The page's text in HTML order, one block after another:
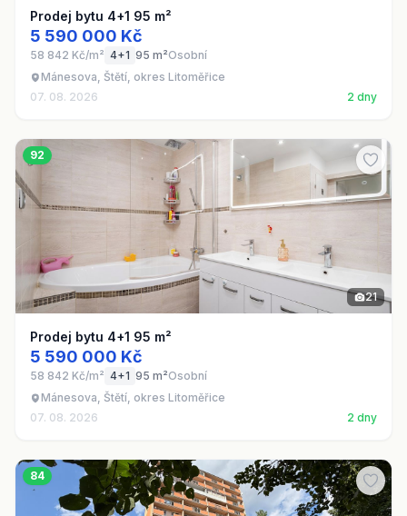
Prodej bytu 4+1 95 m²
5 590 000 Kč
58 842 Kč/m² 4+1 95 m²Osobní
Mánesova, Štětí, okres Litoměřice
07. 08. 2026
2 dny
92
21
Prodej bytu 4+1 95 m²
5 590 000 Kč
58 842 Kč/m² 4+1 95 m²Osobní
Mánesova, Štětí, okres Litoměřice
07. 08. 2026
2 dny
84